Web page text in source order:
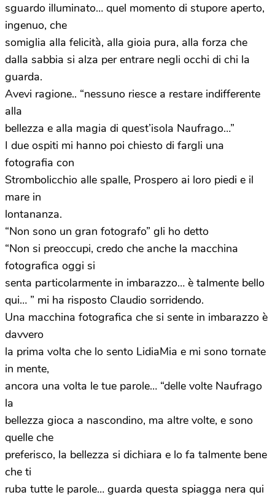
sguardo illuminato… quel momento di stupore aperto,
ingenuo, che
somiglia alla felicità, alla gioia pura, alla forza che
dalla sabbia si alza per entrare negli occhi di chi la
guarda.
Avevi ragione.. “nessuno riesce a restare indifferente
alla
bellezza e alla magia di quest’isola Naufrago…”
I due ospiti mi hanno poi chiesto di fargli una
fotografia con
Strombolicchio alle spalle, Prospero ai loro piedi e il
mare in
lontananza.
“Non sono un gran fotografo” gli ho detto
“Non si preoccupi, credo che anche la macchina
fotografica oggi si
senta particolarmente in imbarazzo… è talmente bello
qui… ” mi ha risposto Claudio sorridendo.
Una macchina fotografica che si sente in imbarazzo è
davvero
la prima volta che lo sento LidiaMia e mi sono tornate
in mente,
ancora una volta le tue parole… “delle volte Naufrago
la
bellezza gioca a nascondino, ma altre volte, e sono
quelle che
preferisco, la bellezza si dichiara e lo fa talmente bene
che ti
ruba tutte le parole… guarda questa spiagga nera qui